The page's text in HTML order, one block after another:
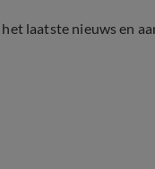
laatste nieuws en